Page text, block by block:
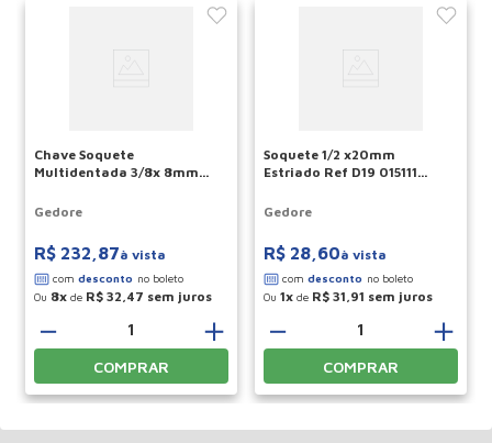
Chave Soquete
Multidentada 3/8x 8mm
Gedore
R$ 232 87à vista
Ou 8 de R$ 32 ,47
＋
－
COMPRAR
Soquete 1/2 x20mm
Estriado Ref D19 015111
Gedore
R$ 28 60à vista
Ou 1 de R$ 31 ,91
＋
－
COMPRAR